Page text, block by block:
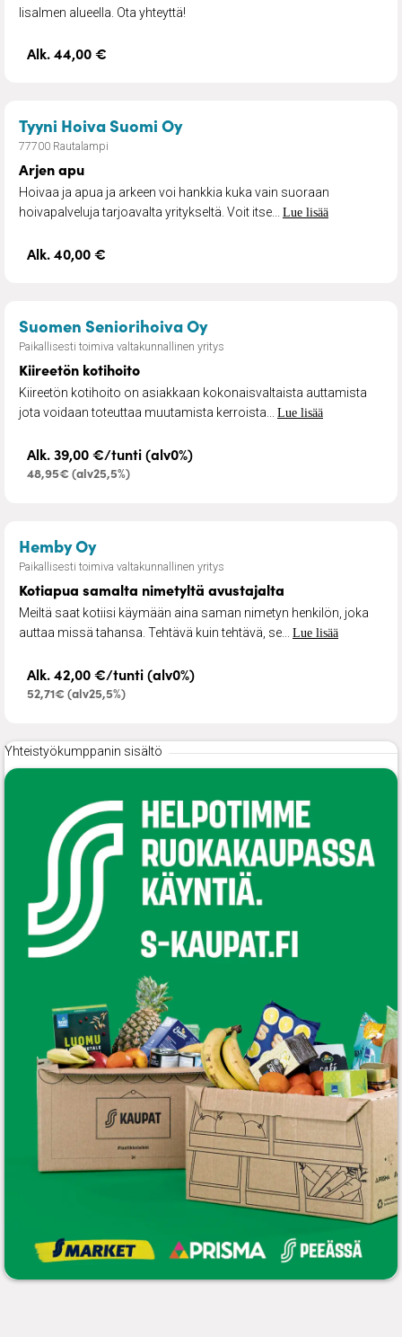
Iisalmen alueella. Ota yhteyttä!
Alk. 44,00 €
Tyyni Hoiva Suomi Oy– Arjen apu
77700 Rautalampi
Arjen apu
Hoivaa ja apua ja arkeen voi hankkia kuka vain suoraan
hoivapalveluja tarjoavalta yritykseltä. Voit itse... Lue lisää
Alk. 40,00 €
Suomen Seniorihoiva Oy– Kiireetön kotihoito
Paikallisesti toimiva valtakunnallinen yritys
Kiireetön kotihoito
Kiireetön kotihoito on asiakkaan kokonaisvaltaista auttamista
jota voidaan toteuttaa muutamista kerroista... Lue lisää
Alk. 39,00 €/tunti (alv0%)
48,95€ (alv25,5%)
Hemby Oy– Kotiapua samalta nimetyltä
Paikallisesti toimiva valtakunnallinen yritys
Kotiapua samalta nimetyltä avustajalta
Meiltä saat kotiisi käymään aina saman nimetyn henkilön, joka
auttaa missä tahansa. Tehtävä kuin tehtävä, se... Lue lisää
Alk. 42,00 €/tunti (alv0%)
52,71€ (alv25,5%)
Yhteistyökumppanin sisältö